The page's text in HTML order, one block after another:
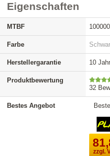
Eigenschaften
MTBF
Farbe
Herstellergarantie 10
Produktbewertung
32
Bestes Angebot
zzgl.